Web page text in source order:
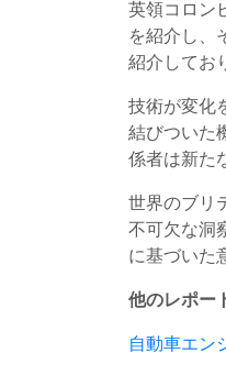
英領コロン
を紹介し、
紹介してお
技術が変化
結びついた
係者は新た
世界のブリ
不可欠な洞
に基づいた
他のレポー
自動車エン